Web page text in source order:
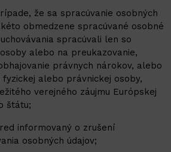
že sa spracúvanie osobných
obmedzene spracúvané osobné
spracúvali len so
alebo na preukazovanie,
právnych nárokov, alebo
alebo právnickej osoby,
verejného záujmu Európskej
štátu;
informovaný o zrušení
osobných údajov;